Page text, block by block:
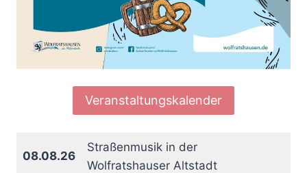
Veranstaltungskalender
08.08.26
Straßenmusik in der
Wolfratshauser Altstadt